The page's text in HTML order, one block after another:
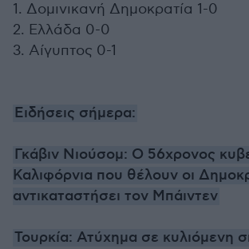
1. Δομινικανή Δημοκρατία 1-0
2. Ελλάδα 0-0
3. Αίγυπτος 0-1
Ειδήσεις σήμερα:
Γκάβιν Νιούσομ: Ο 56χρονος
Καλιφόρνια που θέλουν οι
αντικαταστήσει τον Μπάιντεν
Τουρκία: Ατύχημα σε κυλιόμενη